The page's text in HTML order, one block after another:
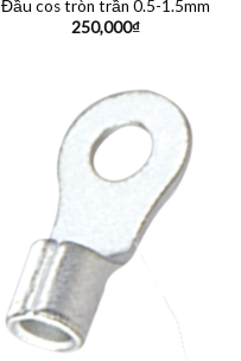
Đầu cos tròn trần 0.5-1.5mm
250,000₫